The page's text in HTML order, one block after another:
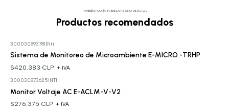
TAMBIÉN PODRÍA INTERESARTE UNO DE ESTOS
Productos recomendados
300030893781 Nti
Sistema de Monitoreo de Microambiente E-MICRO -TRHP
$420.383 CLP + IVA
300030873625 NTI
Monitor Voltaje AC E-ACLM-V-V2
$276.375 CLP + IVA